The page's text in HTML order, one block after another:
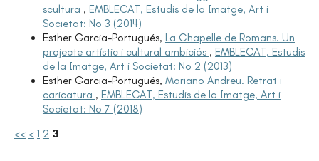
scultura , EMBLECAT, Estudis de la Imatge, Art i
Societat: No 3 (2014)
Esther Garcia-Portugués, La Chapelle de Romans. Un
projecte artístic i cultural ambiciós , EMBLECAT, Estudis
de la Imatge, Art i Societat: No 2 (2013)
Esther Garcia-Portugués, Mariano Andreu. Retrat i
caricatura , EMBLECAT, Estudis de la Imatge, Art i
Societat: No 7 (2018)
<< < 1 2 3